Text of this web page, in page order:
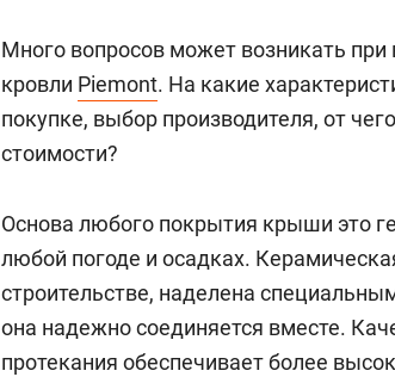
Много вопросов может возникать
кровли Piemont. На какие
покупке, выбор производителя, от
стоимости?
Основа любого покрытия крыши это
любой погоде и осадках.
строительстве, наделена
она надежно соединяется вместе.
протекания обеспечивает более